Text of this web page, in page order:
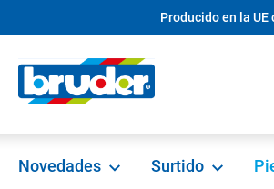
Saltar a la navegación principal
Producido en la
Novedades Surtido